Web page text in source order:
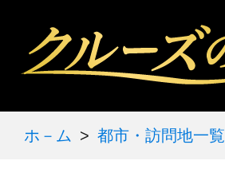
ホ－ム 都市・訪問地一覧